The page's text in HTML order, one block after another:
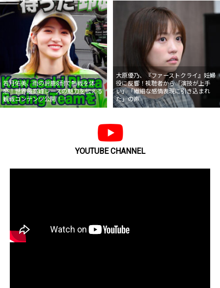
若月佑美、雨の鈴鹿8耐で熱戦を体
感！世界最高峰レースの魅力を伝える
観戦コンテンツ公開！！
大原優乃、『ファーストクライ』妊婦
役に反響！視聴者から「演技が上手
い」「繊細な感情表現に引き込まれ
た」の声
YOUTUBE CHANNEL